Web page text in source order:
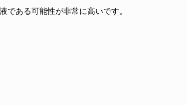
である可能性が非常に高いです。